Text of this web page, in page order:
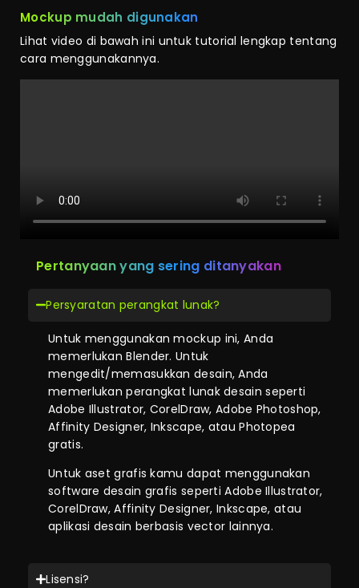
Mockup mudah digunakan
Lihat video di bawah ini untuk tutorial lengkap tentang
cara menggunakannya.
Pertanyaan yang sering ditanyakan
Persyaratan perangkat lunak?
Untuk menggunakan mockup ini, Anda
memerlukan Blender. Untuk
mengedit/memasukkan desain, Anda
memerlukan perangkat lunak desain seperti
Adobe Illustrator, CorelDraw, Adobe Photoshop,
Affinity Designer, Inkscape, atau Photopea
gratis.
Untuk aset grafis kamu dapat menggunakan
software desain grafis seperti Adobe Illustrator,
CorelDraw, Affinity Designer, Inkscape, atau
aplikasi desain berbasis vector lainnya.
Lisensi?